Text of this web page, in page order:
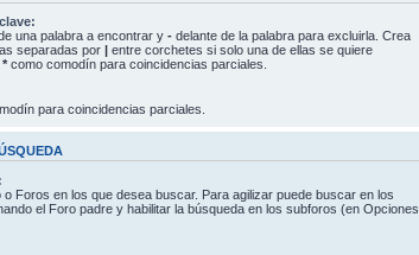
una palabra a encontrar y - delante de la palabra para excluirla. Crea
separadas por | entre corchetes si solo una de ellas se quiere
* como comodín para coincidencias parciales.
para coincidencias parciales.
o Foros en los que desea buscar. Para agilizar puede buscar en los
el Foro padre y habilitar la búsqueda en los subforos (en Opciones